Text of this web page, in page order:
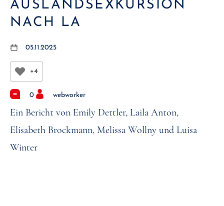
USLANDSEXKURSION N
ACH LA
05.11.2025
+4
0 webworker
Ein Bericht von Emily Dettler, Laila Anton,
Elisabeth Brockmann, Melissa Wollny und Luisa
Winter